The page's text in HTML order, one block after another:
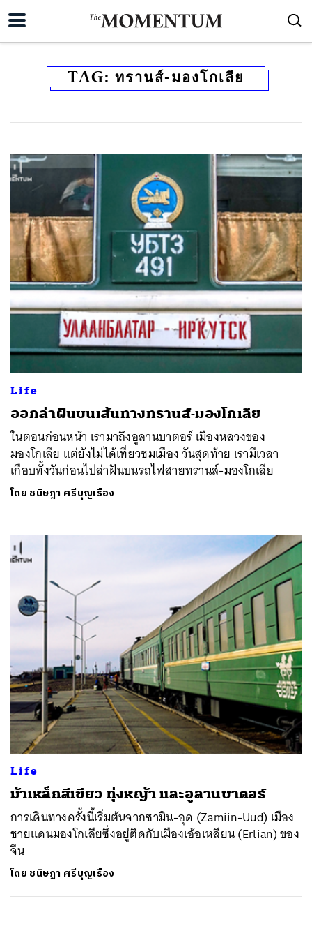
TAG: ทรานส์-มองโกเลีย
Life
ออกล่าฝันบนเส้นทางทรานส์-มองโกเลีย
ในตอนก่อนหน้า เรามาถึงอูลานบาตอร์ เมืองหลวงของ
มองโกเลีย แต่ยังไม่ได้เที่ยวชมเมือง วันสุดท้าย เรามีเวลา
เกือบทั้งวันก่อนไปล่าฝันบนรถไฟสายทรานส์-มองโกเลีย
โดย ชนิษฎา ศรีบุญเรือง
Life
ม้าเหล็กสีเขียว ทุ่งหญ้า และอูลานบาตอร์
การเดินทางครั้งนี้เริ่มต้นจากซามิน-อุด (Zamiin-Uud) เมือง
ชายแดนมองโกเลียซึ่งอยู่ติดกับเมืองเอ้อเหลียน (Erlian) ของ
จีน
โดย ชนิษฎา ศรีบุญเรือง
ค้นหา
EMAIL